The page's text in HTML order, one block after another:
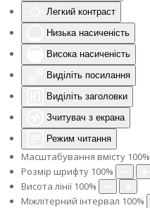
Легкий контраст
Низька насиченість
Висока насиченість
Виділіть посилання
Виділіть заголовки
Зчитувач з екрана
Режим читання
Масштабування вмісту 100%
Розмір шрифту 100%
Висота лінії 100%
Міжлітерний інтервал 100%